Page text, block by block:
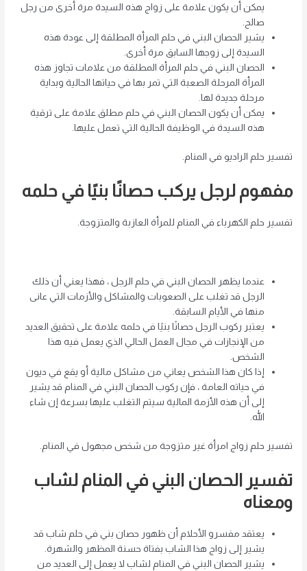
يمكن أن يكون علامة على زواج هذه السيدة مرة أخرى من رجل
صالح.
يشير الحصان البني في حلم المرأة المطلقة إلى عودة هذه
السيدة إلى زوجها السابق مرة أخرى.
الحصان البني في حلم المرأة المطلقة من علامات تجاوز هذه
المرأة المرحلة الصعبة التي تمر بها في حياتها الحالية وبداية
مرحلة جديدة لها.
يمكن أن يكون الحصان البني في حلم مطلق علامة على ترقية
هذه السيدة في الوظيفة الحالية التي تعمل عليها.
تفسير حلم الراديو في المنام.
مفهوم لرجل يركب حصانًا بنيًا في حلمه
تفسير حلم الكهرباء في المنام للمرأة العازبة والمتزوجة.
عندما يظهر الحصان البني في حلم الرجل ، فهذا يعني أن ذلك
الرجل قد تغلب على الصعوبات والمشاكل والأزمات التي عانى
منها في الأيام السابقة.
يعتبر ركوب الرجل حصانًا بنيًا في حلمه علامة على تحقيق العديد
من الإنجازات في مجال العمل الحالي الذي يعمل فيه هذا
الشخص.
إذا كان هذا الشخص يعاني من مشاكل مالية أو يقع في ديون
في حياته العامة ، فإن ركوب الحصان البني في المنام قد يشير
إلى أن هذه الأزمة المالية سيتم التغلب عليها بسرعة إن شاء
الله.
تفسير حلم زواج امرأة غير متزوجة من شخص مجهول في المنام.
تفسير الحصان البني في المنام لشاب
ومعناه
يعتقد مفسرو الأحلام أن ظهور حصان بني في حلم شاب قد
يشير إلى زواج هذا الشاب بفتاة حسنة المظهر والشهرة.
يشير الحصان البني في المنام لشاب لا يعمل إلى العديد من